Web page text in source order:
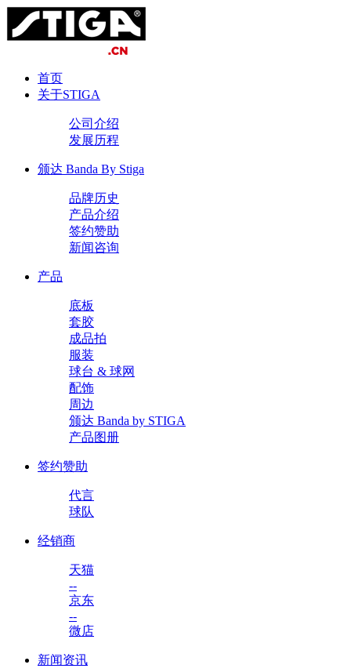
首页
关于STIGA
公司介绍
发展历程
颁达 Banda By Stiga
品牌历史
产品介绍
签约赞助
新闻咨询
产品
底板
套胶
成品拍
服装
球台 & 球网
配饰
周边
颁达 Banda by STIGA
产品图册
签约赞助
代言
球队
经销商
天猫
--
京东
--
微店
新闻资讯